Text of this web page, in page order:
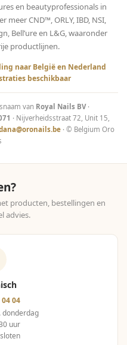
en beautyprofessionals in
meer CND™, ORLY, IBD, NSI,
Bell’ure en L&G, waaronder
productlijnen.
naar België en Nederland
beschikbaar
van Royal Nails BV·
· Nijverheidsstraat 72, Unit 15,
· © Belgium Oro
producten, bestellingen en
advies.
04
donderdag
uur